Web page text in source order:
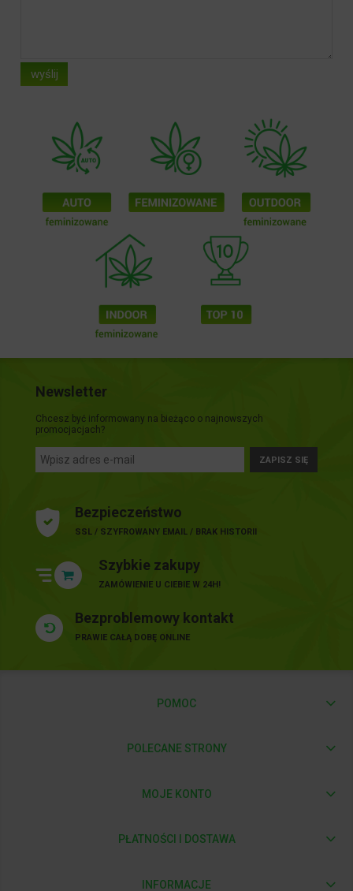
wyślij
Newsletter
Chcesz być informowany na bieżąco o najnowszych
promocjacjach?
ZAPISZ SIĘ
Bezpieczeństwo
SSL / SZYFROWANY EMAIL / BRAK HISTORII
Szybkie zakupy
ZAMÓWIENIE U CIEBIE W 24H!
Bezproblemowy kontakt
PRAWIE CAŁĄ DOBĘ ONLINE
POMOC
POLECANE STRONY
MOJE KONTO
PŁATNOŚCI I DOSTAWA
INFORMACJE